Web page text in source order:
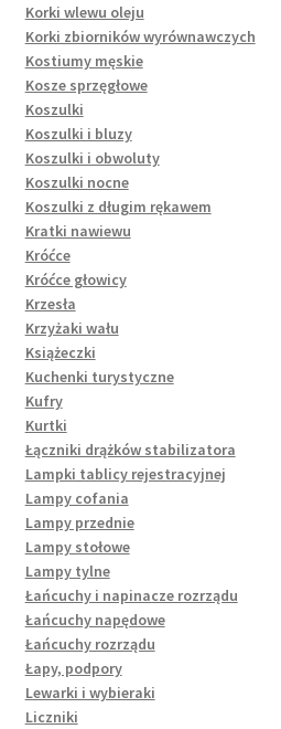
Korki wlewu oleju
Korki zbiorników wyrównawczych
Kostiumy męskie
Kosze sprzęgłowe
Koszulki
Koszulki i bluzy
Koszulki i obwoluty
Koszulki nocne
Koszulki z długim rękawem
Kratki nawiewu
Króćce
Króćce głowicy
Krzesła
Krzyżaki wału
Książeczki
Kuchenki turystyczne
Kufry
Kurtki
Łączniki drążków stabilizatora
Lampki tablicy rejestracyjnej
Lampy cofania
Lampy przednie
Lampy stołowe
Lampy tylne
Łańcuchy i napinacze rozrządu
Łańcuchy napędowe
Łańcuchy rozrządu
Łapy, podpory
Lewarki i wybieraki
Liczniki